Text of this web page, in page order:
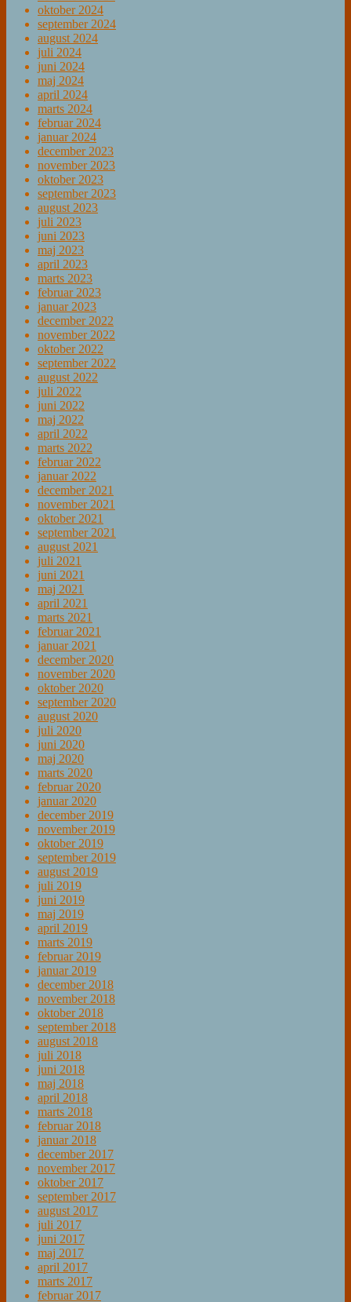
oktober 2024
september 2024
august 2024
juli 2024
juni 2024
maj 2024
april 2024
marts 2024
februar 2024
januar 2024
december 2023
november 2023
oktober 2023
september 2023
august 2023
juli 2023
juni 2023
maj 2023
april 2023
marts 2023
februar 2023
januar 2023
december 2022
november 2022
oktober 2022
september 2022
august 2022
juli 2022
juni 2022
maj 2022
april 2022
marts 2022
februar 2022
januar 2022
december 2021
november 2021
oktober 2021
september 2021
august 2021
juli 2021
juni 2021
maj 2021
april 2021
marts 2021
februar 2021
januar 2021
december 2020
november 2020
oktober 2020
september 2020
august 2020
juli 2020
juni 2020
maj 2020
marts 2020
februar 2020
januar 2020
december 2019
november 2019
oktober 2019
september 2019
august 2019
juli 2019
juni 2019
maj 2019
april 2019
marts 2019
februar 2019
januar 2019
december 2018
november 2018
oktober 2018
september 2018
august 2018
juli 2018
juni 2018
maj 2018
april 2018
marts 2018
februar 2018
januar 2018
december 2017
november 2017
oktober 2017
september 2017
august 2017
juli 2017
juni 2017
maj 2017
april 2017
marts 2017
februar 2017